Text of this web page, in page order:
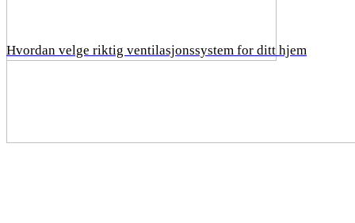
Hvordan velge riktig ventilasjonssystem for ditt hjem